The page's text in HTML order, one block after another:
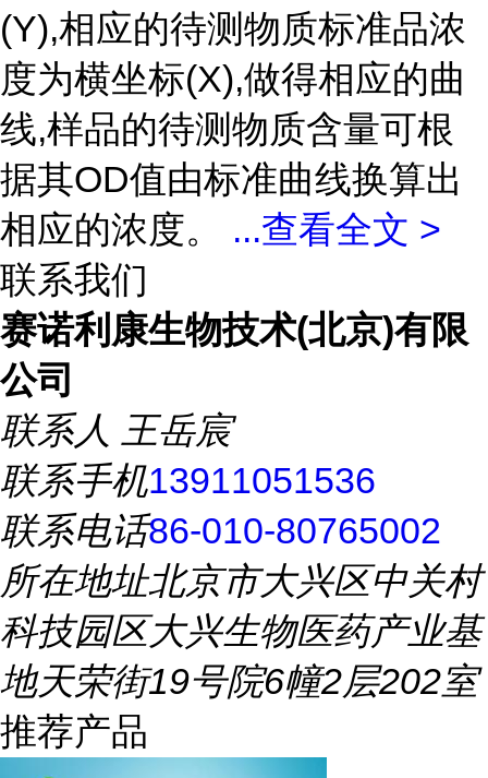
(Y),相应的待测物质标准品浓
度为横坐标(X),做得相应的曲
线,样品的待测物质含量可根
据其OD值由标准曲线换算出
相应的浓度。 ...查看全文 >
联系我们
赛诺利康生物技术(北京)有限
公司
联系人 王岳宸
联系手机13911051536
联系电话86-010-80765002
所在地址北京市大兴区中关村
科技园区大兴生物医药产业基
地天荣街19号院6幢2层202室
推荐产品